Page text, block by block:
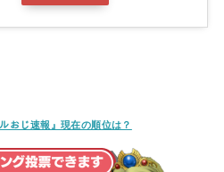
おじ速報』現在の順位は？